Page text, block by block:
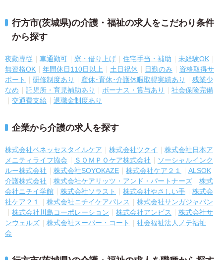
行方市(茨城県)の介護・福祉の求人をこだわり条件
から探す
夜勤専従 車通勤可 寮・借り上げ 住宅手当・補助
未経験OK
無資格OK
年間休日110日以上 土日祝休 日勤のみ
資格取得サ
ポート
研修制度あり 産休･育休･介護休暇取得実績あり
残業少
なめ
託児所・育児補助あり ボーナス・賞与あり
社会保険完備
交通費支給
退職金制度あり
企業から介護の求人を探す
株式会社ベネッセスタイルケア 株式会社ツクイ
株式会社日本ア
メニティライフ協会
ＳＯＭＰＯケア株式会社
ソーシャルインク
ルー株式会社
株式会社SOYOKAZE 株式会社ケア２１
ALSOK
介護株式会社
株式会社ケアリッツ・アンド・パートナーズ
株式
会社ニチイ学館
株式会社ソラスト 株式会社やさしい手
株式会
社ケア２１
株式会社ニチイケアパレス
株式会社サンガジャパン
株式会社川島コーポレーション
株式会社アンビス
株式会社サ
ンウェルズ
株式会社スーパー・コート
社会福祉法人ノテ福祉
会